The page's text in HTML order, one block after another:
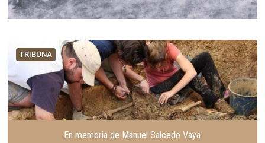
TRIBUNA
En memoria de Manuel Salcedo Vaya